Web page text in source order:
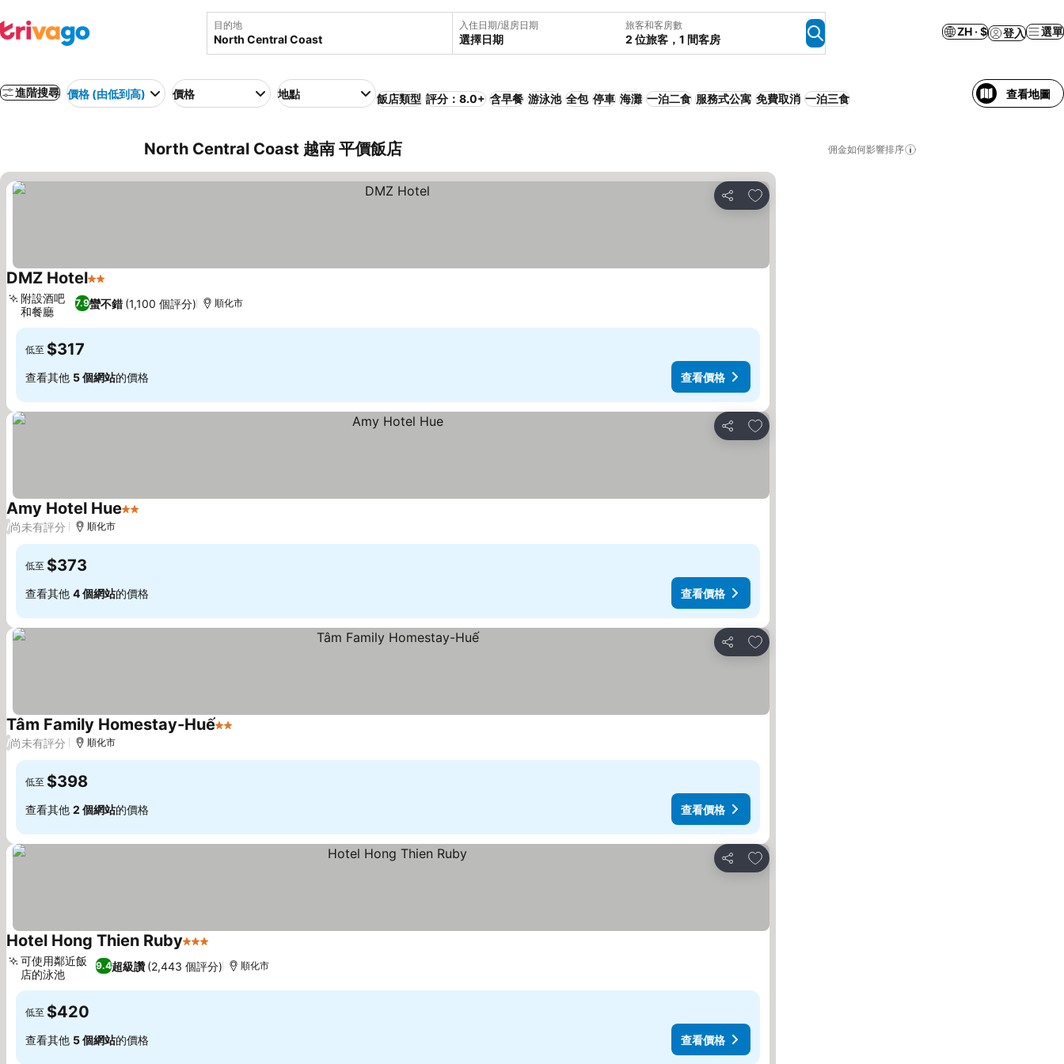
目的地 入住日期/退房日期
選擇日期
旅客和客房數
2 位旅客，1 間客房
ZH · $ 登入 選單
進階搜尋 價格 (由低到高) 價格 地點 飯店類型 評分：8.0+ 含早餐 游泳池 全包 停車 海灘 一泊二食 服務式公寓 免費取消 一泊三食 查看地圖
North Central Coast 越南 平價飯店 佣金如何影響排序
分享
加入我的最愛
DMZ Hotel2 星級
7.9蠻不錯 (1,100 個評分)
附設酒吧
和餐廳
順化市
低至 $317
查看其他 5 個網站的價格 查看價格
分享
加入我的最愛
Amy Hotel Hue2 星級
/尚未有評分 順化市
低至 $373
查看其他 4 個網站的價格 查看價格
分享
加入我的最愛
Tâm Family Homestay-Huế2 星級
/尚未有評分 順化市
低至 $398
查看其他 2 個網站的價格 查看價格
分享
加入我的最愛
Hotel Hong Thien Ruby3 星級
9.4超級讚 (2,443 個評分)
可使用鄰近飯
店的泳池
順化市
低至 $420
查看其他 5 個網站的價格 查看價格